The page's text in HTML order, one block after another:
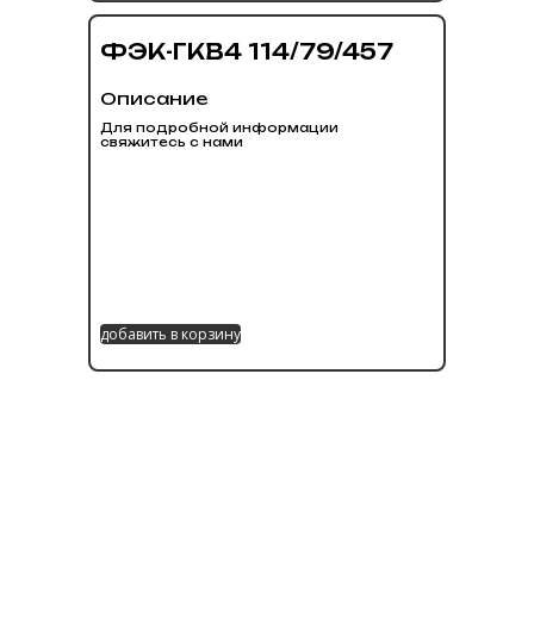
ФЭК-ГКВ4 114/79/457
Описание
Для подробной информации
свяжитесь с нами
добавить в корзину